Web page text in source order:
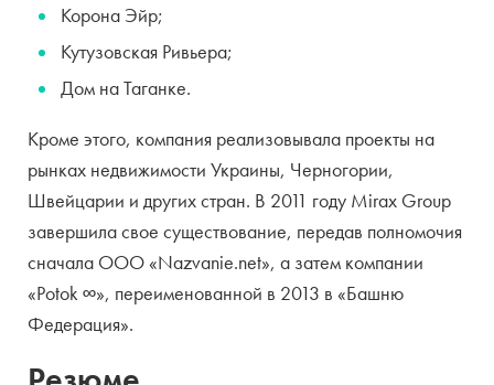
Корона Эйр;
Кутузовская Ривьера;
Дом на Таганке.
Кроме этого, компания реализовывала проекты на
рынках недвижимости Украины, Черногории,
Швейцарии и других стран. В 2011 году Mirax Group
завершила свое существование, передав полномочия
сначала ООО «Nazvanie.net», а затем компании
«Potok ∞», переименованной в 2013 в «Башню
Федерация».